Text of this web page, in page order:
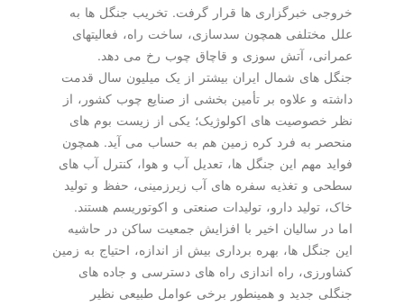
خروجی خبرگزاری ها قرار گرفت. تخریب جنگل ها به
علل مختلفی همچون سدسازی، ساخت راه، فعالیتهای
عمرانی، آتش سوزی و قاچاق چوب رخ می دهد.
جنگل های شمال ایران بیشتر از یک میلیون سال قدمت
داشته و علاوه بر تأمین بخشی از صنایع چوب کشور، از
نظر خصوصیت های اکولوژیک؛ یکی از زیست بوم های
منحصر به فرد کره زمین هم به حساب می آید. همچون
فواید مهم این جنگل ها، تعدیل آب و هوا، کنترل آب های
سطحی و تغذیه سفره های آب زیرزمینی، حفظ و تولید
خاک، تولید دارو، تولیدات صنعتی و اکوتوریسم هستند.
اما در سالیان اخیر با افزایش جمعیت ساکن در حاشیه
این جنگل ها، بهره برداری بیش از اندازه، احتیاج به زمین
کشاورزی، راه اندازی راه های دسترسی و جاده های
جنگلی جدید و همینطور برخی عوامل طبیعی نظیر